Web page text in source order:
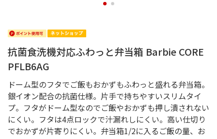
1 2
抗菌食洗機対応ふわっと弁当箱 Barbie CORE
PFLB6AG
ドーム型のフタでご飯もおかずもふわっと盛れる弁当箱。
銀イオン配合の抗菌仕様。片手で持ちやすいスリムタイ
プ。フタがドーム型なのでご飯やおかずも押し潰されない
にくい。フタは4点ロックで汁漏れしにくい。高い仕切り
でおかずが片寄りにくい。弁当箱1/2に入るご飯の量、お